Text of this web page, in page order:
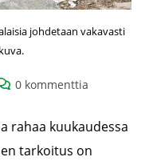
johdetaan vakavasti
0 kommenttia
rahaa kuukaudessa
tarkoitus on